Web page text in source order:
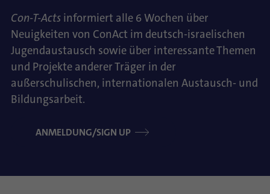
Con-T-Acts informiert alle 6 Wochen über
Neuigkeiten von ConAct im deutsch-israelischen
Jugendaustausch sowie über interessante Themen
und Projekte anderer Träger in der
außerschulischen, internationalen Austausch- und
Bildungsarbeit.
ANMELDUNG/SIGN UP